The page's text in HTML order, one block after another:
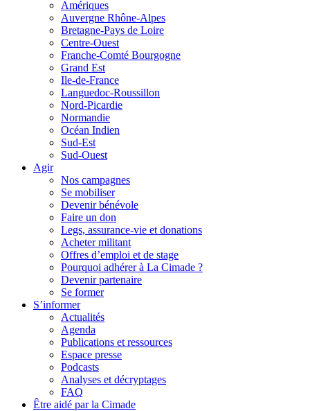
Amériques
Auvergne Rhône-Alpes
Bretagne-Pays de Loire
Centre-Ouest
Franche-Comté Bourgogne
Grand Est
Ile-de-France
Languedoc-Roussillon
Nord-Picardie
Normandie
Océan Indien
Sud-Est
Sud-Ouest
Agir
Nos campagnes
Se mobiliser
Devenir bénévole
Faire un don
Legs, assurance-vie et donations
Acheter militant
Offres d’emploi et de stage
Pourquoi adhérer à La Cimade ?
Devenir partenaire
Se former
S’informer
Actualités
Agenda
Publications et ressources
Espace presse
Podcasts
Analyses et décryptages
FAQ
Être aidé par la Cimade